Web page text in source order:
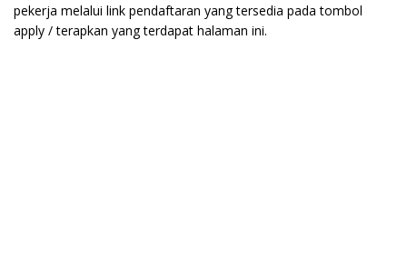
pekerja melalui link pendaftaran yang tersedia pada tombol
apply / terapkan yang terdapat halaman ini.